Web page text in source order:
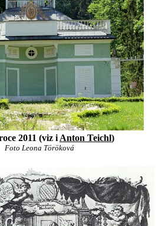
2011 (viz i Anton Teichl)
Foto Leona Töröková